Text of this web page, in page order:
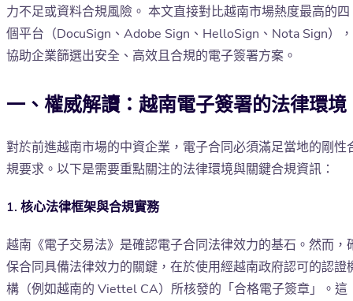
力不足或資料合規風險。 本文直接對比越南市場熱度最高的四
個平台（DocuSign、Adobe Sign、HelloSign、Nota Sign），
協助企業篩選出安全、高效且合規的電子簽署方案。
一、權威解讀：越南電子簽署的法律環境
對於前進越南市場的中資企業，電子合同必須滿足當地的剛性
規要求。以下是需要重點關注的法律環境與關鍵合規資訊：
1. 核心法律框架與合規實務
越南《電子交易法》是確認電子合同法律效力的基石。然而，
保合同具備法律效力的關鍵，在於使用經越南政府認可的認證
構（例如越南的 Viettel CA）所核發的「合格電子簽章」。這